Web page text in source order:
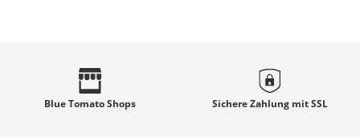
Blue TomatoShops Sichere Zahlung mitSSL